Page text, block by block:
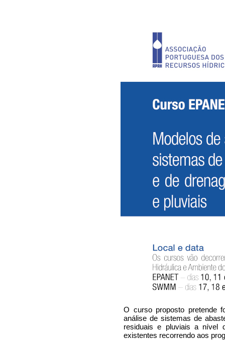
O curso proposto pretende
análise de sistemas de
residuais e pluviais a nível
existentes recorrendo aos